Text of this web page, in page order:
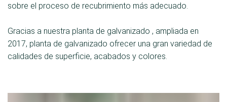
sobre el proceso de recubrimiento más adecuado.
Gracias a nuestra planta de galvanizado , ampliada en
2017, planta de galvanizado ofrecer una gran variedad de
calidades de superficie, acabados y colores.